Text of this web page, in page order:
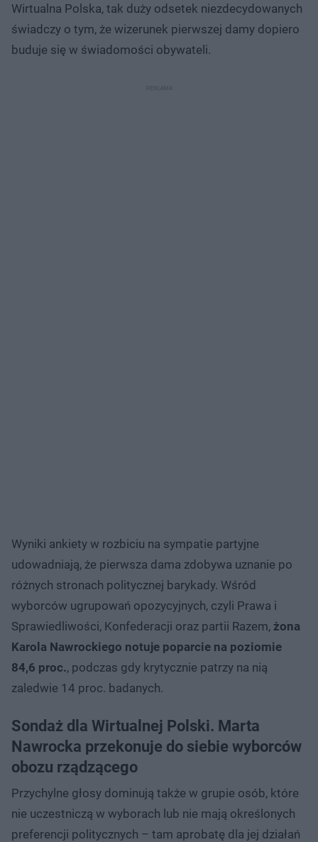
Wirtualna Polska, tak duży odsetek niezdecydowanych
świadczy o tym, że wizerunek pierwszej damy dopiero
buduje się w świadomości obywateli.
Wyniki ankiety w rozbiciu na sympatie partyjne
udowadniają, że pierwsza dama zdobywa uznanie po
różnych stronach politycznej barykady. Wśród
wyborców ugrupowań opozycyjnych, czyli Prawa i
Sprawiedliwości, Konfederacji oraz partii Razem, żona
Karola Nawrockiego notuje poparcie na poziomie
84,6 proc., podczas gdy krytycznie patrzy na nią
zaledwie 14 proc. badanych.
Sondaż dla Wirtualnej Polski. Marta
Nawrocka przekonuje do siebie wyborców
obozu rządzącego
Przychylne głosy dominują także w grupie osób, które
nie uczestniczą w wyborach lub nie mają określonych
preferencji politycznych – tam aprobatę dla jej działań